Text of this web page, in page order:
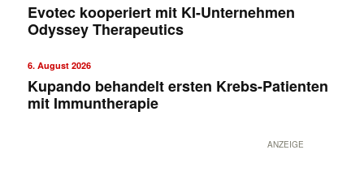
Evotec kooperiert mit KI-Unternehmen
Odyssey Therapeutics
6. August 2026
Kupando behandelt ersten Krebs-Patienten
mit Immuntherapie
ANZEIGE